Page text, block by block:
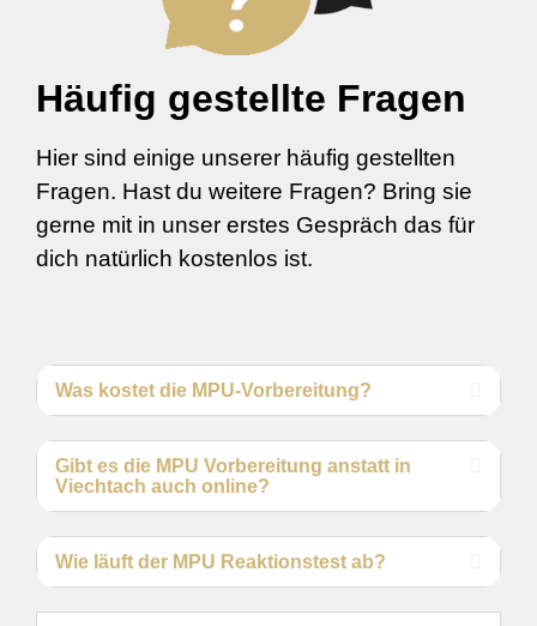
Häufig gestellte Fragen
Hier sind einige unserer häufig gestellten
Fragen. Hast du weitere Fragen? Bring sie
gerne mit in unser erstes Gespräch das für
dich natürlich kostenlos ist.
Was kostet die MPU-Vorbereitung?
Gibt es die MPU Vorbereitung anstatt in
Viechtach auch online?
Wie läuft der MPU Reaktionstest ab?